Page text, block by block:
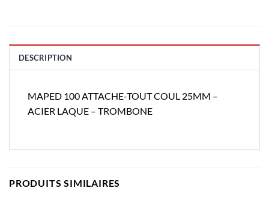
DESCRIPTION
MAPED 100 ATTACHE-TOUT COUL 25MM –
ACIER LAQUE – TROMBONE
PRODUITS SIMILAIRES